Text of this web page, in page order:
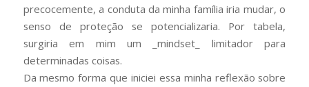
precocemente, a conduta da minha família iria mudar, o
senso de proteção se potencializaria. Por tabela,
surgiria em mim um _mindset_ limitador para
determinadas coisas.
Da mesmo forma que iniciei essa minha reflexão sobre